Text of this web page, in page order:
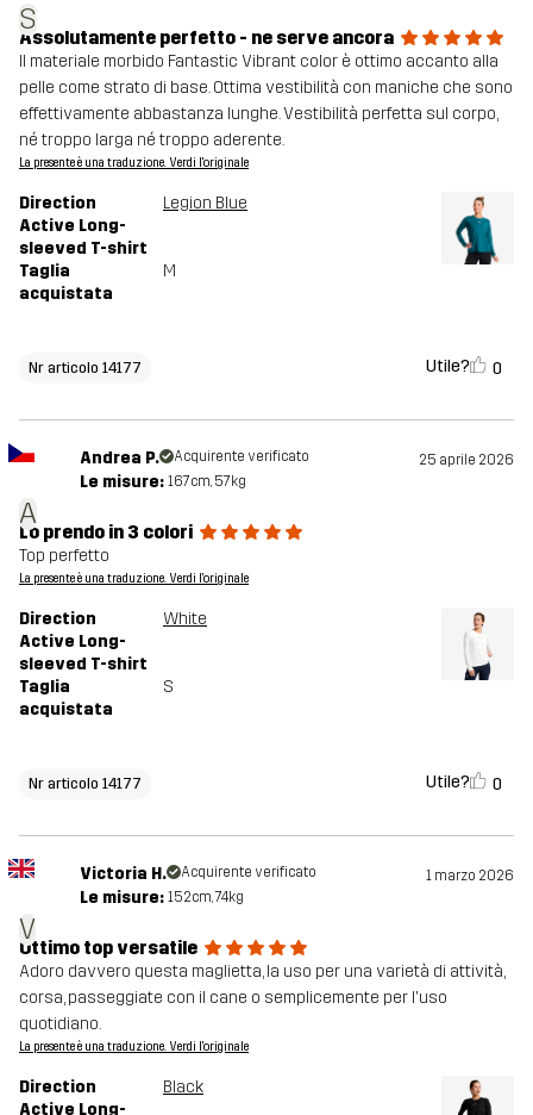
S
Assolutamente perfetto - ne serve ancora
Il materiale morbido Fantastic Vibrant color è ottimo accanto alla
pelle come strato di base. Ottima vestibilità con maniche che sono
effettivamente abbastanza lunghe. Vestibilità perfetta sul corpo,
né troppo larga né troppo aderente.
La presente è una traduzione. Verdi l'originale
Direction
Active Long-
sleeved T-shirt
Legion Blue
Taglia
acquistata
M
Nr articolo 14177 Utile? 0
A
Andrea P. Acquirente verificato 25 aprile 2026
Le misure: 167cm, 57kg
Lo prendo in 3 colori
Top perfetto
La presente è una traduzione. Verdi l'originale
Direction
Active Long-
sleeved T-shirt
White
Taglia
acquistata
S
Nr articolo 14177 Utile? 0
V
Victoria H. Acquirente verificato 1 marzo 2026
Le misure: 152cm, 74kg
Ottimo top versatile
Adoro davvero questa maglietta, la uso per una varietà di attività,
corsa, passeggiate con il cane o semplicemente per l'uso
quotidiano.
La presente è una traduzione. Verdi l'originale
Direction
Active Long-
Black